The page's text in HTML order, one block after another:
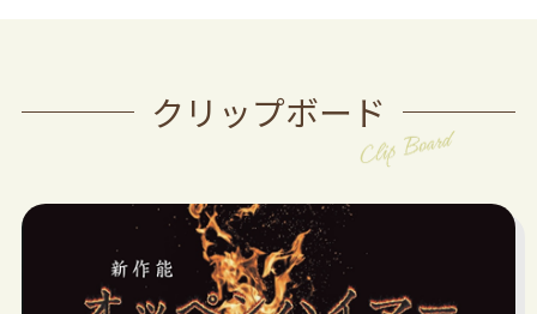
クリップボード